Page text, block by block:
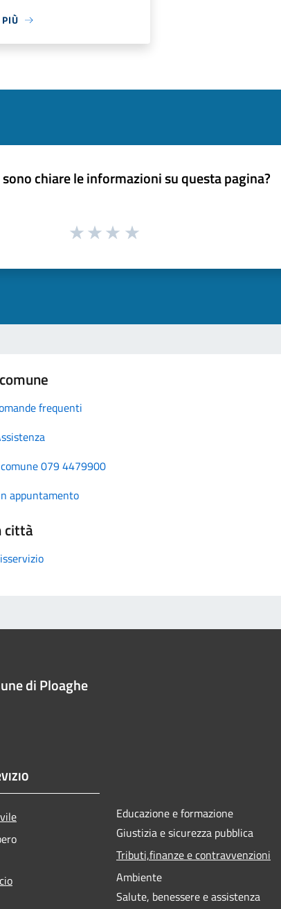
chiare le informazioni su questa pagina?
frequenti
079 4479900
appuntamento
città
di Ploaghe
Educazione e formazione
Giustizia e sicurezza pubblica
Tributi,finanze e contravvenzioni
Ambiente
Salute, benessere e assistenza